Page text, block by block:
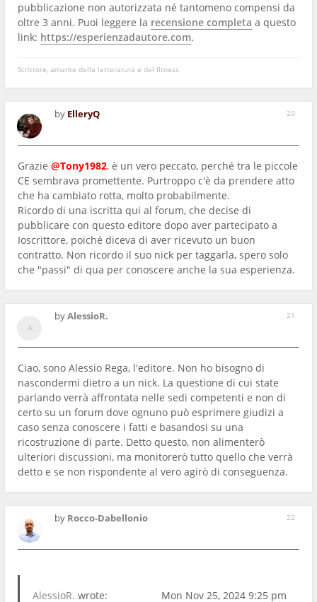
pubblicazione non autorizzata né tantomeno compensi da
oltre 3 anni. Puoi leggere la recensione completa a questo
link: https://esperienzadautore.com.
Scrittore, amante della letteratura e del fitness.
20
by ElleryQ
Grazie @Tony1982, è un vero peccato, perché tra le piccole
CE sembrava promettente. Purtroppo c'è da prendere atto
che ha cambiato rotta, molto probabilmente.
Ricordo di una iscritta qui al forum, che decise di
pubblicare con questo editore dopo aver partecipato a
Ioscrittore, poiché diceva di aver ricevuto un buon
contratto. Non ricordo il suo nick per taggarla, spero solo
che "passi" di qua per conoscere anche la sua esperienza.
21
byAlessioR.
Ciao, sono Alessio Rega, l'editore. Non ho bisogno di
nascondermi dietro a un nick. La questione di cui state
parlando verrà affrontata nelle sedi competenti e non di
certo su un forum dove ognuno può esprimere giudizi a
caso senza conoscere i fatti e basandosi su una
ricostruzione di parte. Detto questo, non alimenterò
ulteriori discussioni, ma monitorerò tutto quello che verrà
detto e se non rispondente al vero agirò di conseguenza.
22
by Rocco-Dabellonio
AlessioR. wrote: Mon Nov 25, 2024 9:25 pm